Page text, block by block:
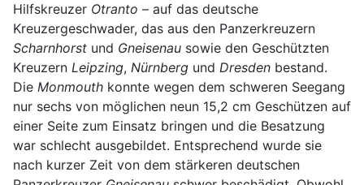
Hilfskreuzer Otranto – auf das deutsche
Kreuzergeschwader, das aus den Panzerkreuzern
Scharnhorst und Gneisenau sowie den Geschützten
Kreuzern Leipzing, Nürnberg und Dresden bestand.
Die Monmouth konnte wegen dem schweren Seegang
nur sechs von möglichen neun 15,2 cm Geschützen auf
einer Seite zum Einsatz bringen und die Besatzung
war schlecht ausgebildet. Entsprechend wurde sie
nach kurzer Zeit von dem stärkeren deutschen